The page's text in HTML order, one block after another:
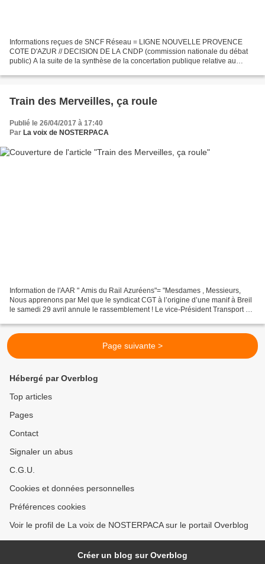
Informations reçues de SNCF Réseau = LIGNE NOUVELLE PROVENCE
COTE D'AZUR // DECISION DE LA CNDP (commission nationale du débat
public) A la suite de la synthèse de la concertation publique relative au
Train des Merveilles, ça roule
Publié le 26/04/2017 à 17:40
Par La voix de NOSTERPACA
Information de l'AAR " Amis du Rail Azuréens"= "Mesdames , Messieurs,
Nous apprenons par Mel que le syndicat CGT à l’origine d’une manif à Breil
le samedi 29 avril annule le rassemblement ! Le vice-Président Transport P.
Page suivante >
Hébergé par Overblog
Top articles
Pages
Contact
Signaler un abus
C.G.U.
Cookies et données personnelles
Préférences cookies
Voir le profil de La voix de NOSTERPACA sur le portail Overblog
Créer un blog sur Overblog